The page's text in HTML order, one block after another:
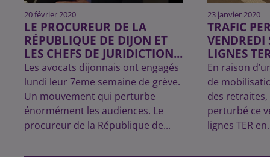
20 février 2020
LE PROCUREUR DE LA
RÉPUBLIQUE DE DIJON ET
LES CHEFS DE JURIDICTION...
Les avocats dijonnais ont engagés
lundi leur 7eme semaine de grève.
Un mouvement qui perturbe
énormément les audiences. Le
procureur de la République de...
23 janvier 2020
TRAFIC
VENDREDI
LIGNES
En raison
de
des
perturbé ce
lignes TER